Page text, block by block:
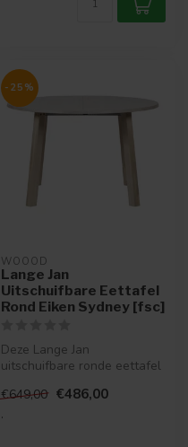
-25%
WOOOD
Lange Jan
Uitschuifbare Eettafel
Rond Eiken Sydney [fsc]
Deze Lange Jan
uitschuifbare ronde eettafel
Nederl...
€649,00 €486,00
.